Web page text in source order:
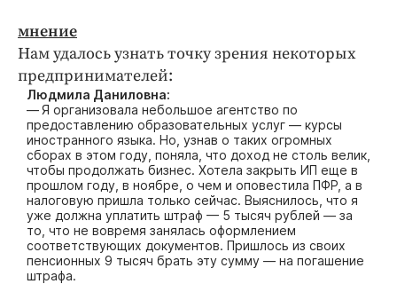
мнение
Нам удалось узнать точку зрения некоторых
предпринимателей:
Людмила Даниловна:
— Я организовала небольшое агентство по
предоставлению образовательных услуг — курсы
иностранного языка. Но, узнав о таких огромных
сборах в этом году, поняла, что доход не столь велик,
чтобы продолжать бизнес. Хотела закрыть ИП еще в
прошлом году, в ноябре, о чем и оповестила ПФР, а в
налоговую пришла только сейчас. Выяснилось, что я
уже должна уплатить штраф — 5 тысяч рублей — за
то, что не вовремя занялась оформлением
соответствующих документов. Пришлось из своих
пенсионных 9 тысяч брать эту сумму — на погашение
штрафа.